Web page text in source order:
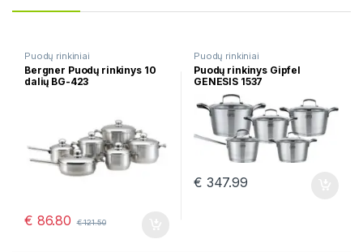
Puodų rinkiniai
Bergner Puodų rinkinys 10
dalių BG-423
€ 86.80 €121.50
Puodų rinkiniai
Puodų rinkinys Gipfel
GENESIS 1537
€ 347.99